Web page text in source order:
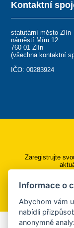
Kontaktní
statutární město Zlín
náměstí Míru 12
760 01 Zlín
(všechna kontaktní
IČO: 00283924
Zaregistrujte
Informace o
Abychom vám
nabídli
anonymně